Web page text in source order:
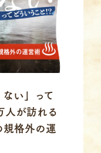
い」って
人が訪れる
格外の運